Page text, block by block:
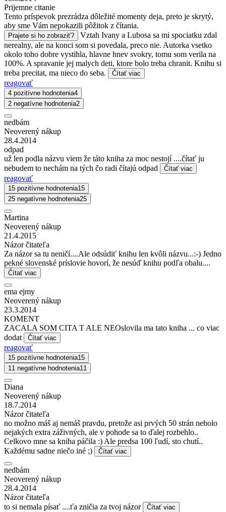
Prijemne citanie
Tento príspevok prezrádza dôležité momenty deja, preto je skrytý,
aby sme Vám nepokazili pôžitok z čítania.
Prajete si ho zobraziť?
Vztah Ivany a Lubosa sa mi spociatku zdal
nerealny, ale na konci som si povedala, preco nie. Autorka vsetko
okolo toho dobre vystihla, hlavne hnev svokry, tomu som verila na
100%. A spravanie jej malych deti, ktore bolo treba chranit. Knihu si
treba precitat, ma nieco do seba.
Čítať viac
reagovať
4 pozitívne hodnotenia4
2 negatívne hodnotenia2
nedbám
Neoverený nákup
28.4.2014
odpad
už len podla názvu viem že táto kniha za moc nestojí ....čítať ju
nebudem to nechám na tých čo radi čítajú odpad
Čítať viac
reagovať
15 pozitívne hodnotenia15
25 negatívne hodnotenia25
Martina
Neoverený nákup
21.4.2015
Názor čitateľa
Za názor sa tu neničí....Ale odsúdiť knihu len kvôli názvu...:-) Jedno
pekné slovenské príslovie hovorí, že nesúď knihu podľa obalu....
Čítať viac
ema ejmy
Neoverený nákup
23.3.2014
KOMENT
ZACALA SOM CITA T ALE NEOslovila ma tato kniha ... co viac
dodat
Čítať viac
reagovať
15 pozitívne hodnotenia15
11 negatívne hodnotenia11
Diana
Neoverený nákup
18.7.2014
Názor čitateľa
no možno máš aj nemáš pravdu, pretože asi prvých 50 strán nebolo
nejakých extra záživných, ale v pohode sa to ďalej rozbehlo..
Celkovo mne sa kniha páčila :) Ale predsa 100 ľudí, sto chutí..
Každému sadne niečo iné ;)
Čítať viac
nedbám
Neoverený nákup
28.4.2014
Názor čitateľa
to si nemala písať ....ťa zničia za tvoj názor
Čítať viac